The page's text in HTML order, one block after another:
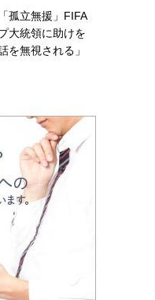
孤立無援」FIFA
大統領に助けを
を無視される」